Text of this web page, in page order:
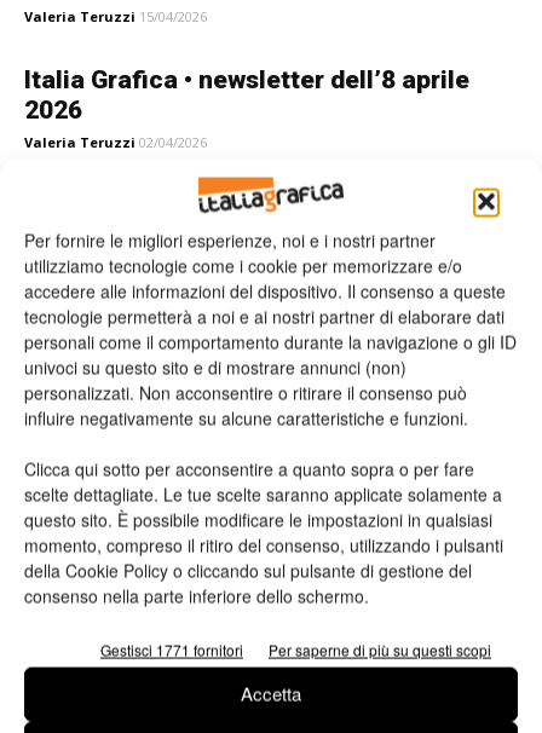
Per fornire le migliori esperienze, noi e i nostri partner
utilizziamo tecnologie come i cookie per memorizzare e/o
accedere alle informazioni del dispositivo. Il consenso a queste
tecnologie permetterà a noi e ai nostri partner di elaborare dati
personali come il comportamento durante la navigazione o gli ID
univoci su questo sito e di mostrare annunci (non)
personalizzati. Non acconsentire o ritirare il consenso può
influire negativamente su alcune caratteristiche e funzioni.
Clicca qui sotto per acconsentire a quanto sopra o per fare
scelte dettagliate. Le tue scelte saranno applicate solamente a
questo sito. È possibile modificare le impostazioni in qualsiasi
momento, compreso il ritiro del consenso, utilizzando i pulsanti
della Cookie Policy o cliccando sul pulsante di gestione del
consenso nella parte inferiore dello schermo.
Gestisci 1771 fornitori Per saperne di più su questi scopi
Accetta
Valeria Teruzzi 15/04/2026
Italia Grafica • newsletter dell’8 aprile
2026
Valeria Teruzzi 02/04/2026
Italia Grafica • newsletter del 1 aprile
2026
Valeria Teruzzi 31/03/2026
Italia Grafica • newsletter del 25 marzo
2026
Valeria Teruzzi 24/03/2026
1 2 3
Leggi la rivista